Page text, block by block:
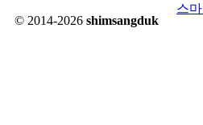
© 2014-2026 shimsangduk
스